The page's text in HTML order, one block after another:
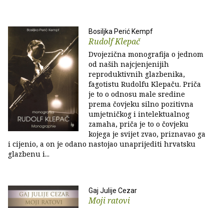
Bosiljka Perić Kempf
Rudolf Klepač
Dvojezična monografija o jednom
od naših najcjenjenijih
reproduktivnih glazbenika,
fagotistu Rudolfu Klepaču. Priča
je to o odnosu male sredine
prema čovjeku silno pozitivna
umjetničkog i intelektualnog
zamaha, priča je to o čovjeku
kojega je svijet zvao, priznavao ga
i cijenio, a on je odano nastojao unaprijediti hrvatsku
glazbenu i...
Gaj Julije Cezar
Moji ratovi